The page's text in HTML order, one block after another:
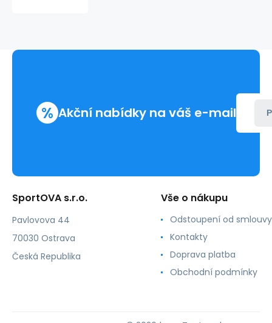
Self
% Akční nabídky na váš e-mail
SportOVA s.r.o.
Pavlovova 44
70030 Ostrava
Česká Republika
Vše o nákupu
Odstoupení od smlouvy
Kontakty
Doprava platba
Obchodní podmínky